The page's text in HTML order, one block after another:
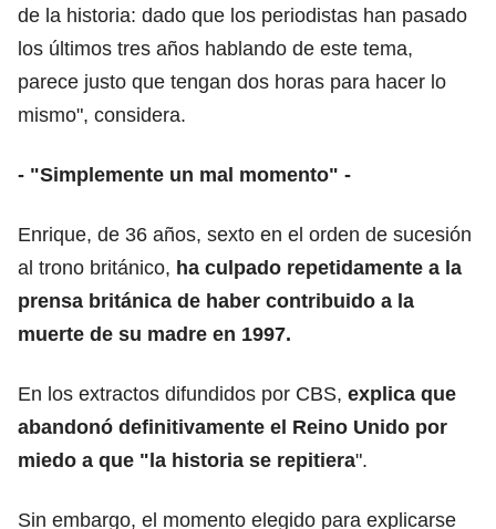
de la historia: dado que los periodistas han pasado
los últimos tres años hablando de este tema,
parece justo que tengan dos horas para hacer lo
mismo", considera.
- "Simplemente un mal momento" -
Enrique, de 36 años, sexto en el orden de sucesión
al trono británico, ha culpado repetidamente a la
prensa británica de haber contribuido a la
muerte de su madre en 1997.
En los extractos difundidos por CBS, explica que
abandonó definitivamente el Reino Unido por
miedo a que "la historia se repitiera".
Sin embargo, el momento elegido para explicarse